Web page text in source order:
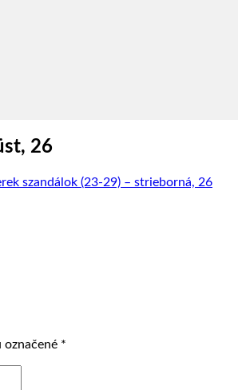
26
szandálok (23-29) – strieborná, 26
označené *